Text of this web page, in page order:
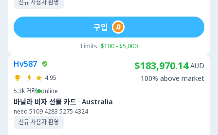
신규 사용자 환영
Limits: $100 - $5,000
구입
Hv587
4.95
5.3k 거래 online
바닐라 비자 선물 카드 · Australia
need 5109 4283 5275 4324
신규 사용자 환영
$183,970.14 AUD
100% above market